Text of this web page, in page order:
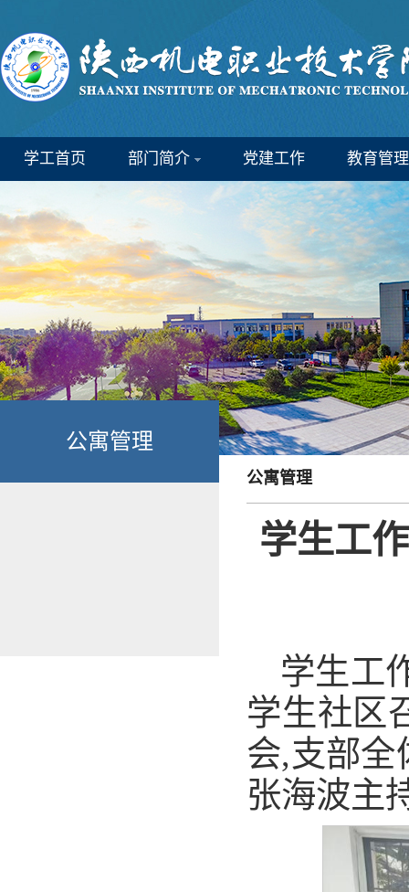
学工首页 部门简介 党建工作 教育管理
公寓管理
公寓管理
学生工
学生工
学生社区
会,支部全
张海波主